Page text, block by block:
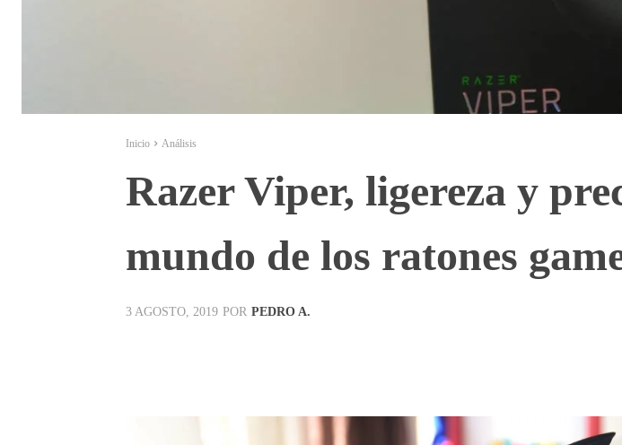
Inicio Análisis
Razer Viper, ligereza y
mundo de los ratones
3 AGOSTO, 2019 POR PEDRO A.